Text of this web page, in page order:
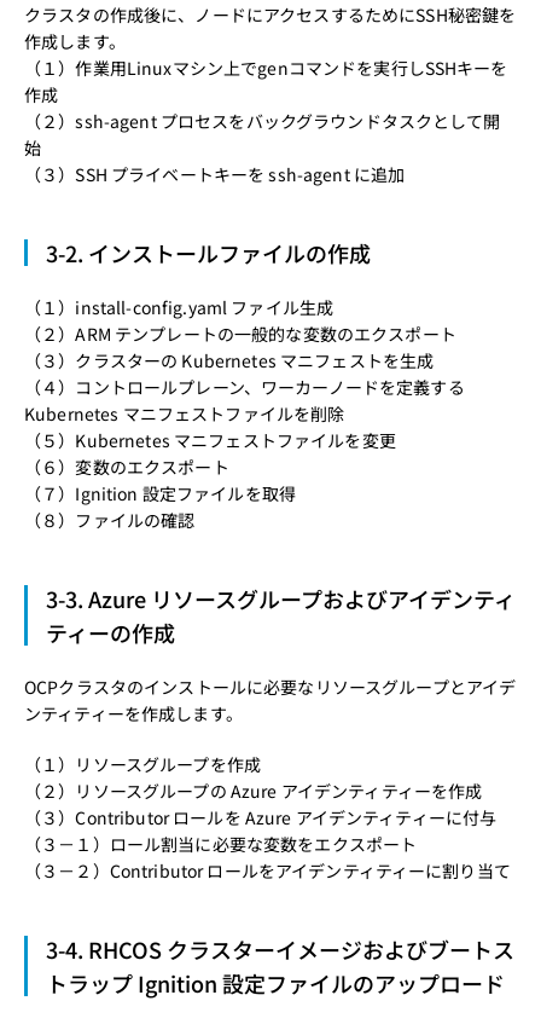
クラスタの作成後に、ノードにアクセスするためにSSH秘密鍵を
作成します。
（１）作業用Linuxマシン上でgenコマンドを実行しSSHキーを
作成
（２）ssh-agent プロセスをバックグラウンドタスクとして開
始
（３）SSH プライベートキーを ssh-agent に追加
3-2. インストールファイルの作成
（１） install-config.yaml ファイル生成
（２）ARM テンプレートの一般的な変数のエクスポート
（３） クラスターの Kubernetes マニフェストを生成
（４） コントロールプレーン、ワーカーノードを定義する
Kubernetes マニフェストファイルを削除
（５） Kubernetes マニフェストファイルを変更
（６）変数のエクスポート
（７） Ignition 設定ファイルを取得
（８） ファイルの確認
3-3. Azure リソースグループおよびアイデンティ
ティーの作成
OCPクラスタのインストールに必要なリソースグループとアイデ
ンティティーを作成します。
（１） リソースグループを作成
（２） リソースグループの Azure アイデンティティーを作成
（３）Contributor ロールを Azure アイデンティティーに付与
（３－１） ロール割当に必要な変数をエクスポート
（３－２） Contributor ロールをアイデンティティーに割り当て
3-4. RHCOS クラスターイメージおよびブートス
トラップ Ignition 設定ファイルのアップロード